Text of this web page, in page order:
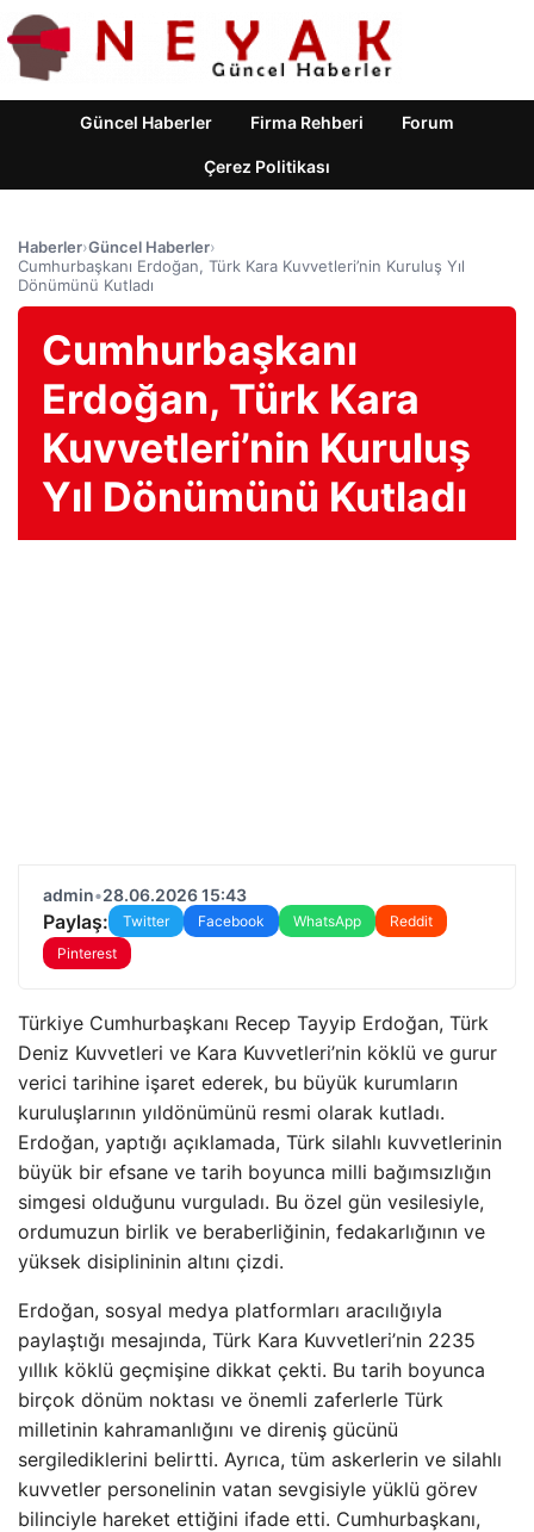
Güncel Haberler Firma Rehberi Forum
Çerez Politikası
Haberler›Güncel Haberler›
Cumhurbaşkanı Erdoğan, Türk Kara Kuvvetleri’nin Kuruluş Yıl
Dönümünü Kutladı
Cumhurbaşkanı
Erdoğan, Türk Kara
Kuvvetleri’nin Kuruluş
Yıl Dönümünü Kutladı
admin•28.06.2026 15:43
Paylaş: Twitter Facebook WhatsApp
Reddit
Pinterest
Türkiye Cumhurbaşkanı Recep Tayyip Erdoğan, Türk
Deniz Kuvvetleri ve Kara Kuvvetleri’nin köklü ve gurur
verici tarihine işaret ederek, bu büyük kurumların
kuruluşlarının yıldönümünü resmi olarak kutladı.
Erdoğan, yaptığı açıklamada, Türk silahlı kuvvetlerinin
büyük bir efsane ve tarih boyunca milli bağımsızlığın
simgesi olduğunu vurguladı. Bu özel gün vesilesiyle,
ordumuzun birlik ve beraberliğinin, fedakarlığının ve
yüksek disiplininin altını çizdi.
Erdoğan, sosyal medya platformları aracılığıyla
paylaştığı mesajında, Türk Kara Kuvvetleri’nin 2235
yıllık köklü geçmişine dikkat çekti. Bu tarih boyunca
birçok dönüm noktası ve önemli zaferlerle Türk
milletinin kahramanlığını ve direniş gücünü
sergilediklerini belirtti. Ayrıca, tüm askerlerin ve silahlı
kuvvetler personelinin vatan sevgisiyle yüklü görev
bilinciyle hareket ettiğini ifade etti. Cumhurbaşkanı,